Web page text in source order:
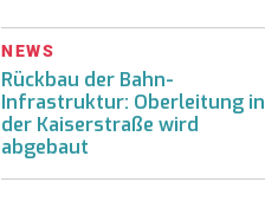
NEWS
Rückbau der Bahn-
Infrastruktur: Oberleitung in
der Kaiserstraße wird
abgebaut